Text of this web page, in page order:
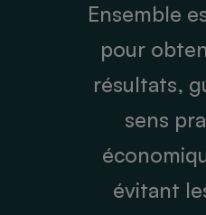
Ensemble
pour
résultats,
sens
évitant